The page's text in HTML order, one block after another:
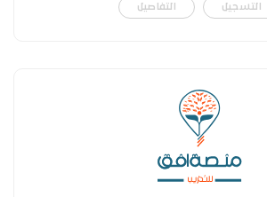
التسجيل التفاصيل